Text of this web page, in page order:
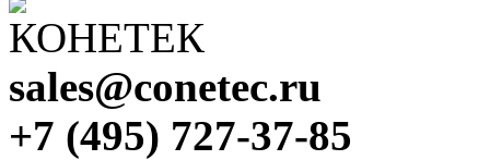
sales@conetec.ru
+7 (495) 727-37-85